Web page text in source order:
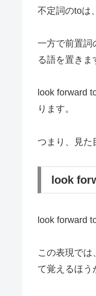
不定詞のtoは
一方で前置詞
る語を置きま
look forward
ります。
つまり、見た
look
look forward
この表現では
て覚えるほう